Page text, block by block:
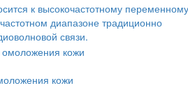
к высокочастотному переменному
диапазоне традиционно
связи.
кожи